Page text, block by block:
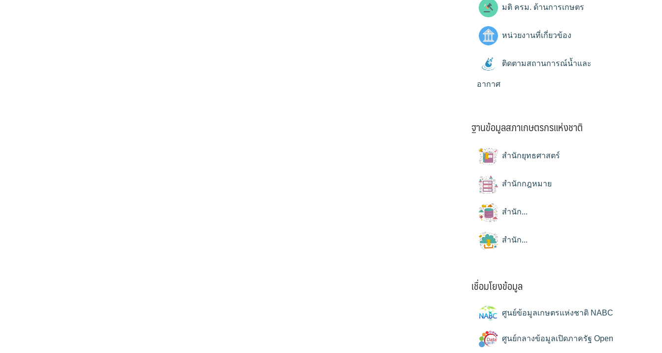
มติ ครม. ด้านการเกษตร
หน่วยงานที่เกี่ยวข้อง
ติดตามสถานการณ์น้ำและ
อากาศ
ฐานข้อมูลสภาเกษตรกรแห่งชาติ
สำนักยุทธศาสตร์
สำนักกฎหมาย
สำนัก...
สำนัก...
เชื่อมโยงข้อมูล
ศูนย์ข้อมูลเกษตรแห่งชาติ NABC
ศูนย์กลางข้อมูลเปิดภาครัฐ Open